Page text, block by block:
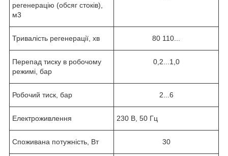
регенерацію (обсяг стоків),
м3
Тривалість регенерації, хв 80 110...
Перепад тиску в робочому
режимі, бар
0,2...1,0
Робочий тиск, бар 2...6
Електроживлення 230 В, 50 Гц
Споживана потужність, Вт 30